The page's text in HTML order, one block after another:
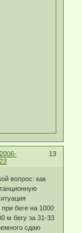
13
2006-
вопрос: как
беге на 1000
м бегу за 31-33
сдаю